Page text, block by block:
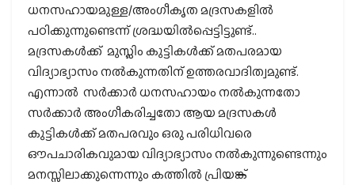
ധനസഹായമുള്ള/അംഗീകൃത മദ്രസകളില്‍
പഠിക്കുന്നുണ്ടെന്ന് ശ്രദ്ധയില്‍പ്പെട്ടിട്ടുണ്ട്..
മദ്രസകള്‍ക്ക് മുസ്ലിം കുട്ടികള്‍ക്ക് മതപരമായ
വിദ്യാഭ്യാസം നല്‍കുന്നതിന് ഉത്തരവാദിത്വമുണ്ട്.
എന്നാല്‍ സര്‍ക്കാര്‍ ധനസഹായം നല്‍കുന്നതോ
സര്‍ക്കാര്‍ അംഗീകരിച്ചതോ ആയ മദ്രസകള്‍
കുട്ടികള്‍ക്ക് മതപരവും ഒരു പരിധിവരെ
ഔപചാരികവുമായ വിദ്യാഭ്യാസം നല്‍കുന്നുണ്ടെന്നും
മനസ്സിലാക്കുന്നെന്നും കത്തില്‍ പ്രിയങ്ക്